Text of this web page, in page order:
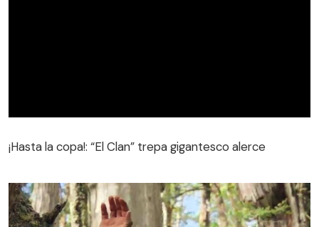
¡Hasta la copa!: “El Clan” trepa gigantesco alerce